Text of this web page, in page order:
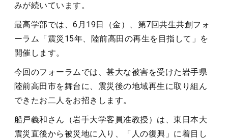
みが続いています。
最高学部では、6月19日（金）、第7回共生共創フォ
ーラム「震災15年、陸前高田の再生を目指して」を
開催します。
今回のフォーラムでは、甚大な被害を受けた岩手県
陸前高田市を舞台に、震災後の地域再生に取り組ん
できたお二人をお招きします。
船戸義和さん（岩手大学客員准教授）は、東日本大
震災直後から被災地に入り、「人の復興」に着目し